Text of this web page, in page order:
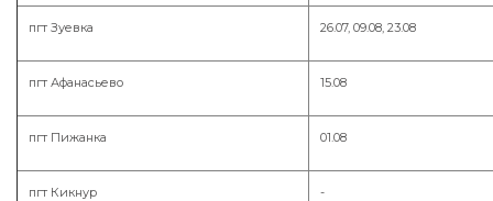
пгт Зуевка 26.07, 09.08, 23.08
пгт Афанасьево 15.08
пгт Пижанка 01.08
пгт Кикнур -